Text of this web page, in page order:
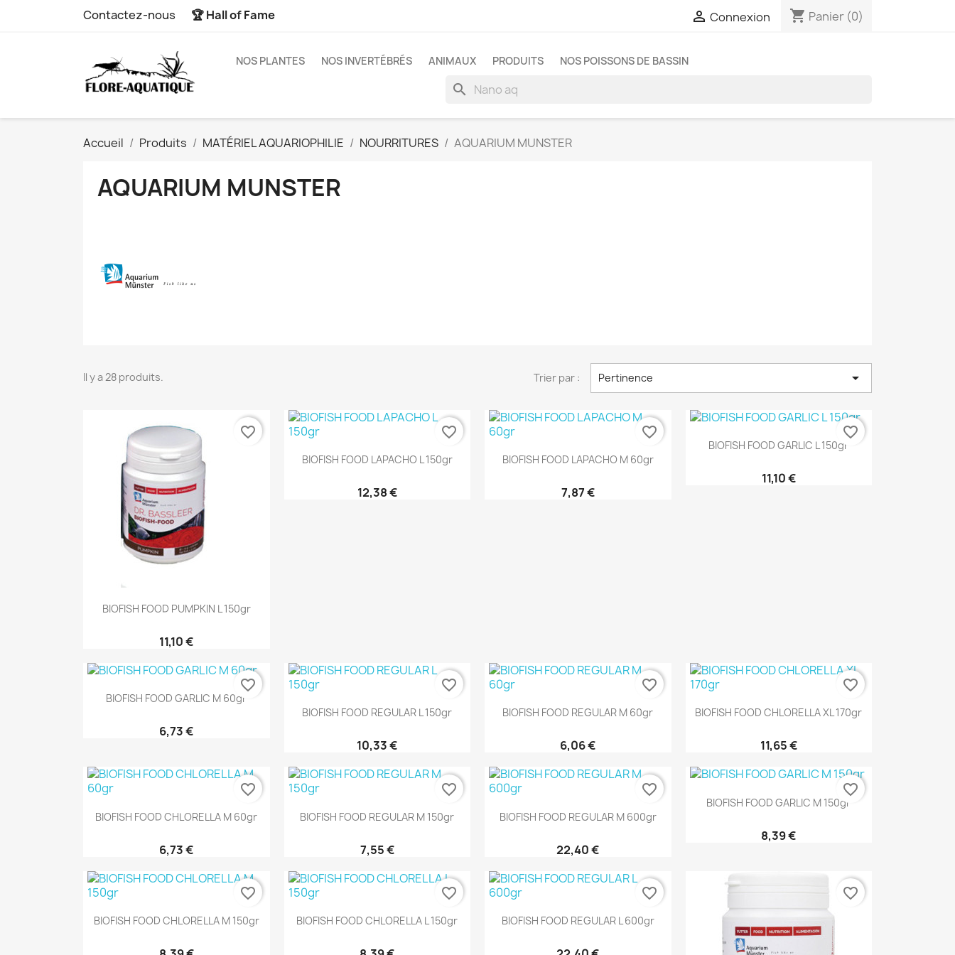
Contactez-nous 🏆 Hall of Fame  Connexion shopping_cart Panier (0)
NOS PLANTES NOS INVERTÉBRÉS ANIMAUX PRODUITS NOS POISSONS DE BASSIN
search
Accueil Produits MATÉRIEL AQUARIOPHILIE NOURRITURES AQUARIUM MUNSTER
AQUARIUM MUNSTER
Il y a 28 produits. Trier par : Pertinence 
Aperçu rapide
BIOFISH FOOD PUMPKIN L 150gr
11,10 €
favorite_border
Aperçu rapide
BIOFISH FOOD LAPACHO L 150gr
12,38 €
favorite_border
Aperçu rapide
BIOFISH FOOD LAPACHO M 60gr
7,87 €
favorite_border  Aperçu rapide
BIOFISH FOOD GARLIC L 150gr
11,10 €
favorite_border
 Aperçu rapide
BIOFISH FOOD GARLIC M 60gr
6,73 €
favorite_border
Aperçu rapide
BIOFISH FOOD REGULAR L 150gr
10,33 €
favorite_border
Aperçu rapide
BIOFISH FOOD REGULAR M 60gr
6,06 €
favorite_border
Aperçu rapide
BIOFISH FOOD CHLORELLA XL 170gr
11,65 €
favorite_border
Aperçu rapide
BIOFISH FOOD CHLORELLA M 60gr
6,73 €
favorite_border
Aperçu rapide
BIOFISH FOOD REGULAR M 150gr
7,55 €
favorite_border
Aperçu rapide
BIOFISH FOOD REGULAR M 600gr
22,40 €
favorite_border Aperçu rapide
BIOFISH FOOD GARLIC M 150gr
8,39 €
favorite_border
Aperçu rapide
BIOFISH FOOD CHLORELLA M 150gr
favorite_border
Aperçu rapide
BIOFISH FOOD CHLORELLA L 150gr
favorite_border
Aperçu rapide
BIOFISH FOOD REGULAR L 600gr
favorite_border favorite_border